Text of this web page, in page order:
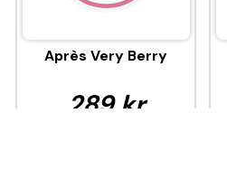
Après Very Berry
289 kr